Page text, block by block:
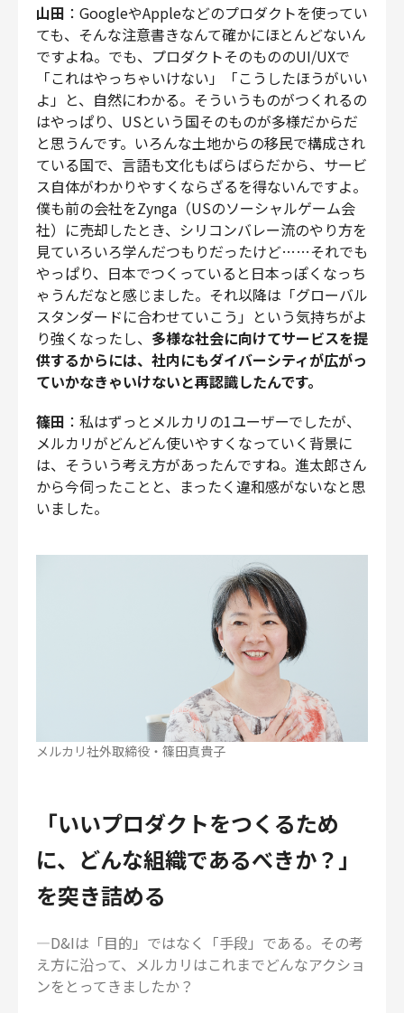
山田 ：GoogleやAppleなどのプロダクトを使ってい
ても、そんな注意書きなんて確かにほとんどないん
ですよね。でも、プロダクトそのもののUI/UXで
「これはやっちゃいけない」「こうしたほうがいい
よ」と、自然にわかる。そういうものがつくれるの
はやっぱり、USという国そのものが多様だからだ
と思うんです。いろんな土地からの移民で構成され
ている国で、言語も文化もばらばらだから、サービ
ス自体がわかりやすくならざるを得ないんですよ。
僕も前の会社をZynga（USのソーシャルゲーム会
社）に売却したとき、シリコンバレー流のやり方を
見ていろいろ学んだつもりだったけど……それでも
やっぱり、日本でつくっていると日本っぽくなっち
ゃうんだなと感じました。それ以降は「グローバル
スタンダードに合わせていこう」という気持ちがよ
り強くなったし、 多様な社会に向けてサービスを提
供するからには、社内にもダイバーシティが広がっ
ていかなきゃいけないと再認識したんです。
篠田 ：私はずっとメルカリの1ユーザーでしたが、
メルカリがどんどん使いやすくなっていく背景に
は、そういう考え方があったんですね。進太郎さん
から今伺ったことと、まったく違和感がないなと思
いました。
メルカリ社外取締役・篠田真貴子
「いいプロダクトをつくるため
に、どんな組織であるべきか？」
を突き詰める
―D&Iは「目的」ではなく「手段」である。その考
え方に沿って、メルカリはこれまでどんなアクショ
ンをとってきましたか？